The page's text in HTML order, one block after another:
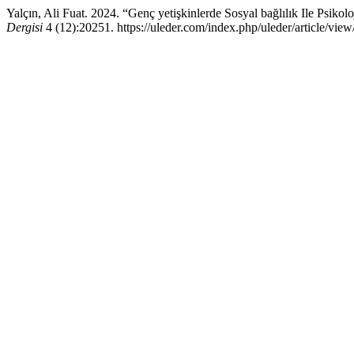
Yalçın, Ali Fuat. 2024. “Genç yetişkinlerde Sosyal bağlılık Ile
Dergisi 4 (12):20251. https://uleder.com/index.php/uleder/article/